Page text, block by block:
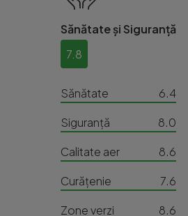
Sănătate și Siguranță
7.8
Sănătate
6.4
Siguranță
8.0
Calitate aer
8.6
Curățenie
7.6
Zone verzi
8.6